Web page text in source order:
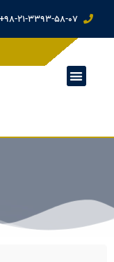
98-21-3393-58-07+